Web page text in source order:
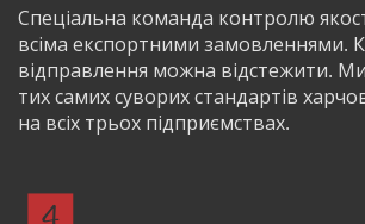
Спеціальна команда контролю
всіма експортними замовленнями.
відправлення можна відстежити.
тих самих суворих стандартів
на всіх трьох підприємствах.